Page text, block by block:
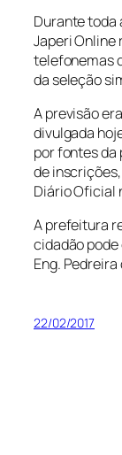
Durante toda
Japeri Online
telefonemas
da seleção
A previsão
divulgada
por fontes da
de
Diário Oficial
A prefeitura
cidadão
Eng.
22/02/2017